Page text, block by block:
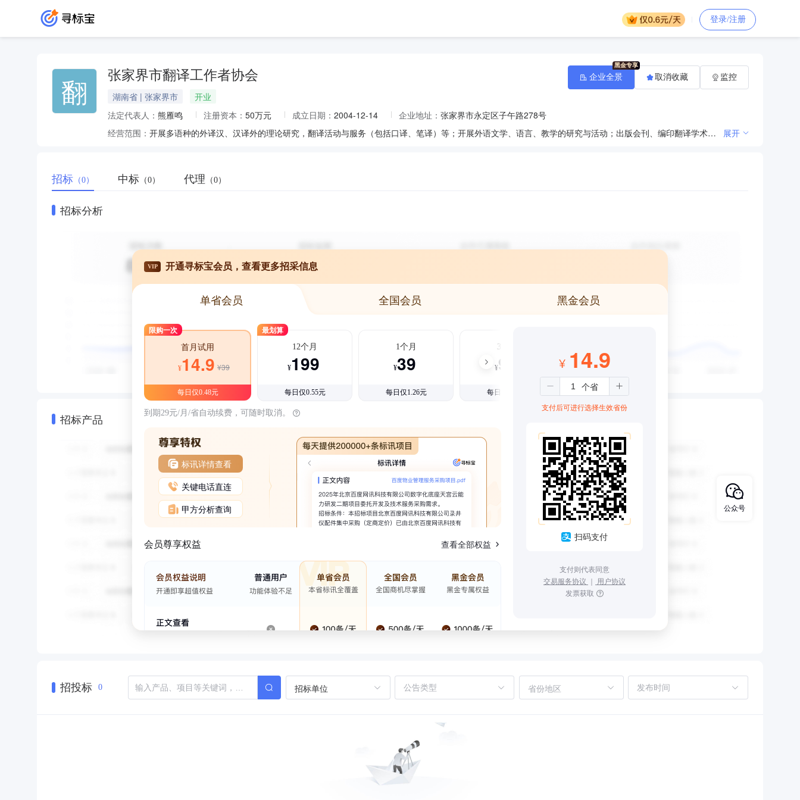
登录/注册
翻 张家界市翻译工作者协会
湖南省 | 张家界市
开业
法定代表人： 熊雁鸣 注册资本： 50万元 成立日期： 2004-12-14 企业地址： 张家界市永定区子午路278号
经营范围：
开展多语种的外译汉、汉译外的理论研究，翻译活动与服务（包括口译、笔译）等；开展外语文学、语言、教学的研究与活动；出版会刊、编印翻译学术资料；开办长、短期的各种层次人员的外语培训班；为社会提供与外语有关的各类社会资讯服务。 展开
企业全景 取消收藏 监控
招标 （0） 中标 （0） 代理 （0）
招标分析
招标产品
VIP 开通寻标宝会员，查看更多招采信息
单省会员 全国会员 黑金会员
限购一次
首月试用
¥14.9 ¥39
每日仅0.48元
最划算
12个月
¥199
每日仅0.55元
1个月
¥39
每日仅1.26元
3个月
¥99
每日仅1.08元
到期29元/月/省自动续费，可随时取消。
标讯详情查看
关键电话直连
甲方分析查询
会员尊享权益 查看全部权益
¥ 14.9
支付后可进行选择生效省份
扫码支付
支付则代表同意
交易服务协议 ｜ 用户协议
发票获取
招投标 0 招标单位 省份地区
公众号